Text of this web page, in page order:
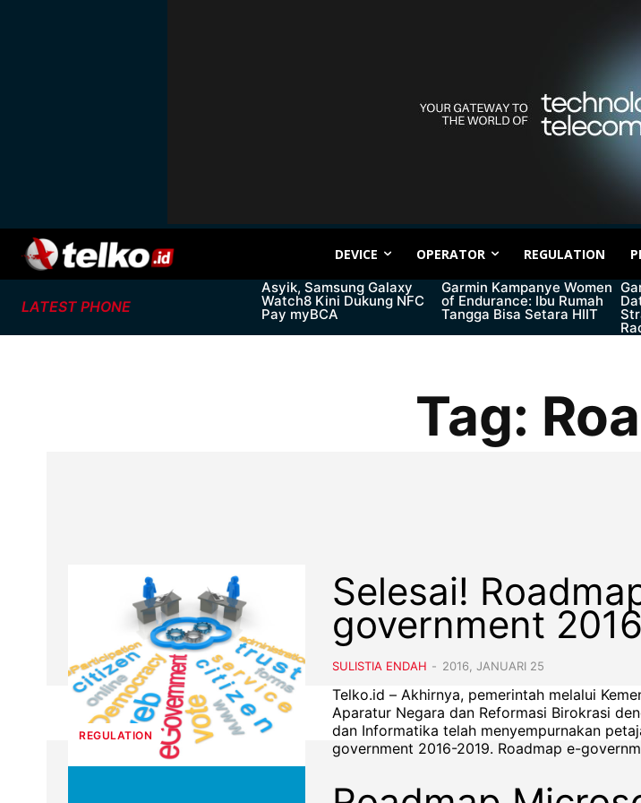
DEVICE OPERATOR REGULATION
LATEST PHONE
Asyik, Samsung Galaxy
Watch8 Kini Dukung NFC
Pay myBCA
Garmin Kampanye Women
of Endurance: Ibu Rumah
Tangga Bisa Setara HIIT
Tag:
REGULATION
Selesai!
government
SULISTIA ENDAH - 2016, JANUARI 25
Telko.id – Akhirnya, pemerintah melalui
Aparatur Negara dan Reformasi Birokrasi
dan Informatika telah menyempurnakan
government 2016-2019.